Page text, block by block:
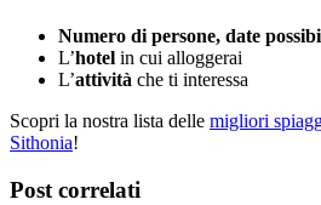
Numero di persone, date
L’hotel in cui alloggerai
L’attività che ti interessa
Scopri la nostra lista delle migliori
Sithonia!
Post correlati